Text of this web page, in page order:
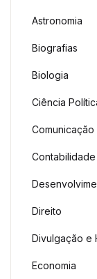
Astronomia
Biografias
Biologia
Ciência
Comunicação
Contabilidade
Direito
Divulgação e
Economia